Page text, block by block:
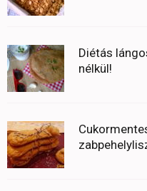
Diétás
nélkül!